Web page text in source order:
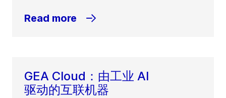
Read more
GEA Cloud：由工业 AI
驱动的互联机器